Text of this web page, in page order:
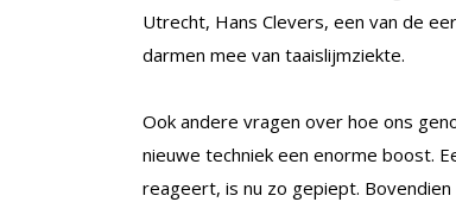
Utrecht, Hans Clevers, een van de
darmen mee van taaislijmziekte.
Ook andere vragen over hoe ons
nieuwe techniek een enorme boost.
reageert, is nu zo gepiept.